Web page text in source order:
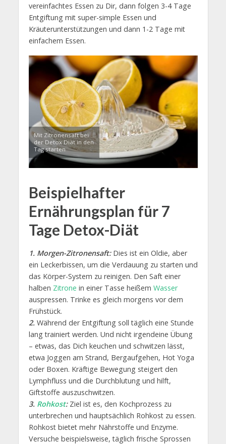
vereinfachtes Essen zu Dir, dann folgen 3-4 Tage
Entgiftung mit super-simple Essen und
Kräuterunterstützungen und dann 1-2 Tage mit
einfachem Essen.
Mit Zitronensaft bei
der Detox Diät in den
Tag starten
Beispielhafter
Ernährungsplan für 7
Tage Detox-Diät
1. Morgen-Zitronensaft:Dies ist ein Oldie, aber
ein Leckerbissen, um die Verdauung zu starten und
das Körper-System zu reinigen. Den Saft einer
halben Zitrone in einer Tasse heißem Wasser
auspressen. Trinke es gleich morgens vor dem
Frühstück.
2.Während der Entgiftung soll täglich eine Stunde
lang trainiert werden. Und nicht irgendeine Übung
– etwas, das Dich keuchen und schwitzen lässt,
etwa Joggen am Strand, Bergaufgehen, Hot Yoga
oder Boxen. Kräftige Bewegung steigert den
Lymphfluss und die Durchblutung und hilft,
Giftstoffe auszuschwitzen.
3. Rohkost: Ziel ist es, den Kochprozess zu
unterbrechen und hauptsächlich Rohkost zu essen.
Rohkost bietet mehr Nährstoffe und Enzyme.
Versuche beispielsweise, täglich frische Sprossen